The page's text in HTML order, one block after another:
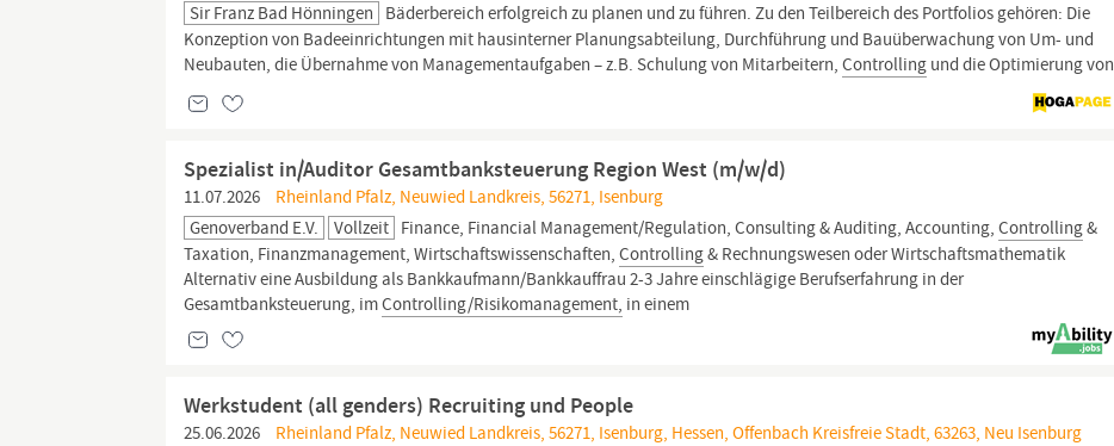
Sir Franz Bad Hönningen Bäderbereich erfolgreich zu planen und zu führen. Zu den Teilbereich des Portfolios gehören: Die
Konzeption von Badeeinrichtungen mit hausinterner Planungsabteilung, Durchführung und Bauüberwachung von Um- und
Neubauten, die Übernahme von Managementaufgaben – z.B. Schulung von Mitarbeitern,Controlling und die Optimierung von
Spezialist in/Auditor Gesamtbanksteuerung Region West (m/w/d)
11.07.2026
Rheinland Pfalz, Neuwied Landkreis, 56271, Isenburg
Genoverband E.V.
Vollzeit Finance, Financial Management/Regulation, Consulting & Auditing, Accounting,Controlling&
Taxation, Finanzmanagement, Wirtschaftswissenschaften,Controlling& Rechnungswesen oder Wirtschaftsmathematik
Alternativ eine Ausbildung als Bankkaufmann/Bankkauffrau 2-3 Jahre einschlägige Berufserfahrung in der
Gesamtbanksteuerung, imControlling/Risikomanagement, in einem
Werkstudent (all genders) Recruiting und People
25.06.2026
Rheinland Pfalz, Neuwied Landkreis, 56271, Isenburg, Hessen, Offenbach Kreisfreie Stadt, 63263, Neu Isenburg